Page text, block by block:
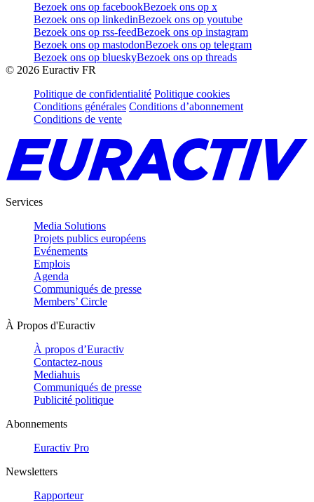
Bezoek ons op facebookBezoek ons op x
Bezoek ons op linkedinBezoek ons op youtube
Bezoek ons op rss-feedBezoek ons op instagram
Bezoek ons op mastodonBezoek ons op telegram
Bezoek ons op blueskyBezoek ons op threads
© 2026 Euractiv FR
Politique de confidentialité Politique cookies
Conditions générales Conditions d’abonnement
Conditions de vente
Services
Media Solutions
Projets publics européens
Evénements
Emplois
Agenda
Communiqués de presse
Members’ Circle
À Propos d'Euractiv
À propos d’Euractiv
Contactez-nous
Mediahuis
Communiqués de presse
Publicité politique
Abonnements
Euractiv Pro
Newsletters
Rapporteur